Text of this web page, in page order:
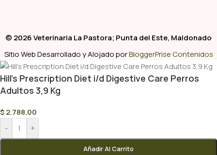
© 2026 Veterinaria La Pastora; Punta del Este, Maldonado
Sitio Web Desarrollado y Alojado porBloggerPrise Contenidos
Hill’s Prescription Diet i/d Digestive Care Perros
Adultos 3,9 Kg
$2.788,00
-
+
Añadir Al Carrito